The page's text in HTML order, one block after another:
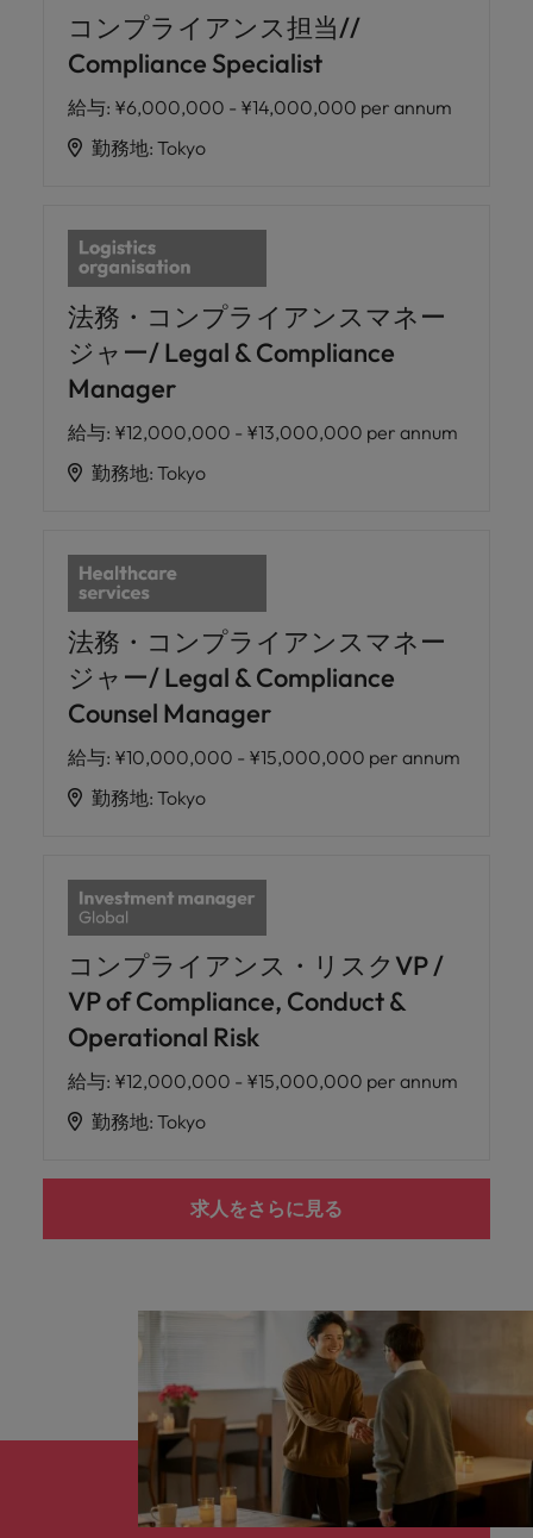
コンプライアンス担当//
Compliance Specialist
給与: ¥6,000,000 - ¥14,000,000 per annum
勤務地: Tokyo
法務・コンプライアンスマネー
ジャー/ Legal & Compliance
Manager
給与: ¥12,000,000 - ¥13,000,000 per annum
勤務地: Tokyo
法務・コンプライアンスマネー
ジャー/ Legal & Compliance
Counsel Manager
給与: ¥10,000,000 - ¥15,000,000 per annum
勤務地: Tokyo
コンプライアンス・リスクVP /
VP of Compliance, Conduct &
Operational Risk
給与: ¥12,000,000 - ¥15,000,000 per annum
勤務地: Tokyo
求人をさらに見る